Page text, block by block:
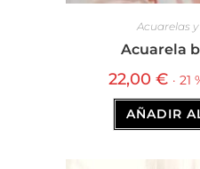
Acuarelas
Acuarela
22,00 € · 21
AÑADIR